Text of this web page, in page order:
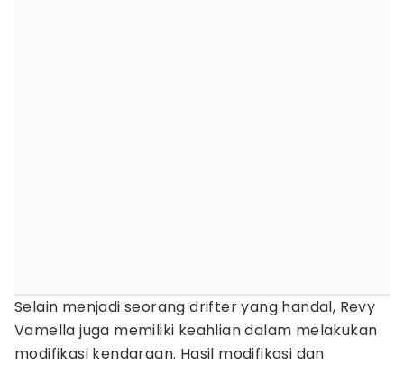
Selain menjadi seorang drifter yang handal, Revy
Vamella juga memiliki keahlian dalam melakukan
modifikasi kendaraan. Hasil modifikasi dan